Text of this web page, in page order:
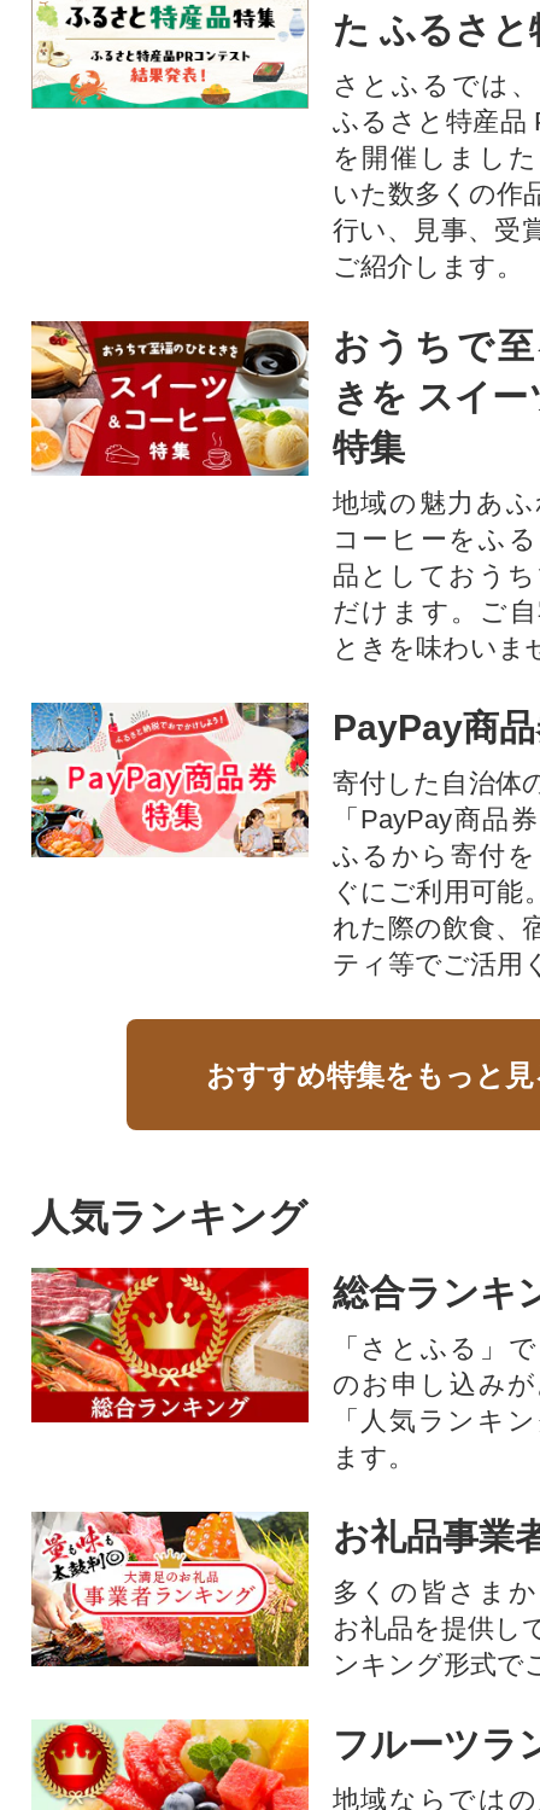
た ふるさと
さとふるでは
ふるさと特産品
を開催しまし
いた数多くの作
行い、見事、受
ご紹介します。
おうちで
きを スイ
特集
地域の魅力あ
コーヒーをふ
品としておう
だけます。ご
ときを味わいま
PayPay商
寄付した自治体
「PayPay商品
ふるから寄付
ぐにご利用可能
れた際の飲食、
ティ等でご活用
おすすめ特集をもっと
人気ランキング
総合ランキ
「さとふる」
のお申し込み
「人気ランキ
ます。
お礼品事業
多くの皆さま
お礼品を提供し
ンキング形式で
フルーツラ
地域ならでは